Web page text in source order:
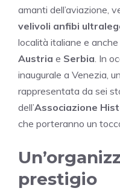
amanti dell’aviazione,
velivoli anfibi
località italiane e
Austria e Serbia . In
inaugurale a Venezia,
rappresentata da sei
dell’Associazione
che porteranno un
prestigio